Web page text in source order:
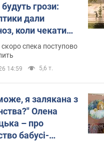
грози:
дали
коли чекати
погоди
скоро спека поступово
14:59 5,6 т.
я залякана з
Олена
– про
бабусі-